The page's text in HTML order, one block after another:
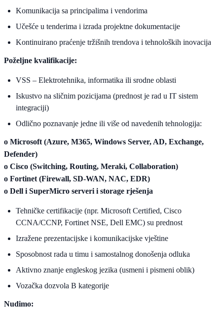
Komunikacija sa principalima i vendorima
Učešće u tenderima i izrada projektne dokumentacije
Kontinuirano praćenje tržišnih trendova i tehnoloških inovacija
Poželjne kvalifikacije:
VSS – Elektrotehnika, informatika ili srodne oblasti
Iskustvo na sličnim pozicijama (prednost je rad u IT sistem
integraciji)
Odlično poznavanje jedne ili više od navedenih tehnologija:
o Microsoft (Azure, M365, Windows Server, AD, Exchange,
Defender)
o Cisco (Switching, Routing, Meraki, Collaboration)
o Fortinet (Firewall, SD-WAN, NAC, EDR)
o Dell i SuperMicro serveri i storage rješenja
Tehničke certifikacije (npr. Microsoft Certified, Cisco
CCNA/CCNP, Fortinet NSE, Dell EMC) su prednost
Izražene prezentacijske i komunikacijske vještine
Sposobnost rada u timu i samostalnog donošenja odluka
Aktivno znanje engleskog jezika (usmeni i pismeni oblik)
Vozačka dozvola B kategorije
Nudimo: